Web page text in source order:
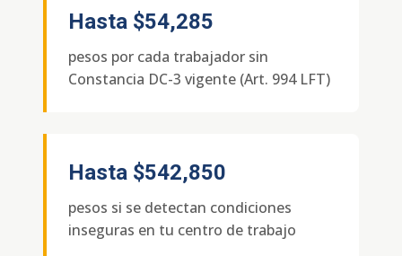
Hasta $54,285
pesos por cada trabajador sin
Constancia DC-3 vigente (Art. 994 LFT)
Hasta $542,850
pesos si se detectan condiciones
inseguras en tu centro de trabajo